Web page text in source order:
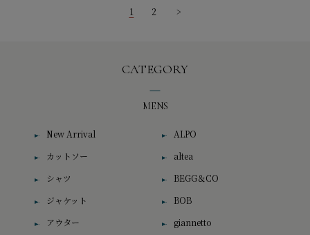
1 2 >
CATEGORY
MENS
New Arrival
カットソー
シャツ
ジャケット
アウター
ALPO
altea
BEGG＆CO
BOB
giannetto